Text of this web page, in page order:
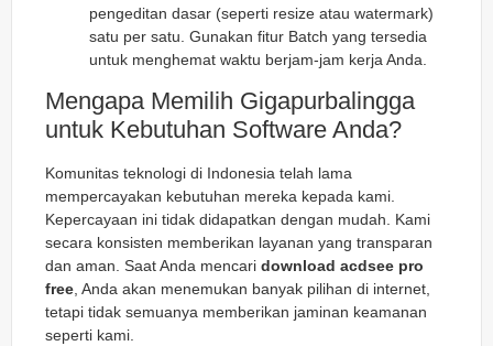
pengeditan dasar (seperti resize atau watermark)
satu per satu. Gunakan fitur Batch yang tersedia
untuk menghemat waktu berjam-jam kerja Anda.
Mengapa Memilih Gigapurbalingga
untuk Kebutuhan Software Anda?
Komunitas teknologi di Indonesia telah lama
mempercayakan kebutuhan mereka kepada kami.
Kepercayaan ini tidak didapatkan dengan mudah. Kami
secara konsisten memberikan layanan yang transparan
dan aman. Saat Anda mencari download acdsee pro
free, Anda akan menemukan banyak pilihan di internet,
tetapi tidak semuanya memberikan jaminan keamanan
seperti kami.